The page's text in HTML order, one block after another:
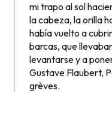
mi trapo al sol
la cabeza, la orilla
había vuelto a
barcas, que
levantarse y a
Gustave Flaubert,
grèves.